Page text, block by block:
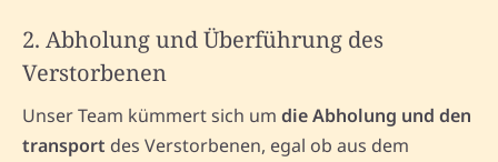
2. Abholung und Überführung des
Verstorbenen
Unser Team kümmert sich um die Abholung und den
transport des Verstorbenen, egal ob aus dem